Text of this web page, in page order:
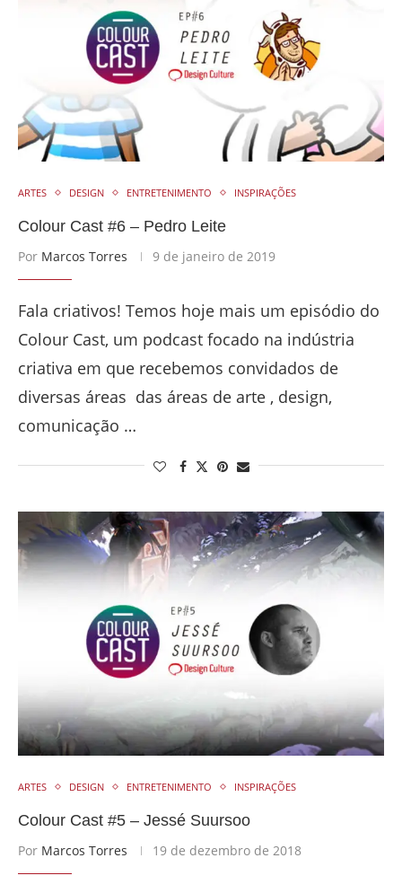
ARTES DESIGN ENTRETENIMENTO INSPIRAÇÕES
Colour Cast #6 – Pedro Leite
Por Marcos Torres 9 de janeiro de 2019
Fala criativos! Temos hoje mais um episódio do
Colour Cast, um podcast focado na indústria
criativa em que recebemos convidados de
diversas áreas das áreas de arte , design,
comunicação …
ARTES DESIGN ENTRETENIMENTO INSPIRAÇÕES
Colour Cast #5 – Jessé Suursoo
Por Marcos Torres 19 de dezembro de 2018